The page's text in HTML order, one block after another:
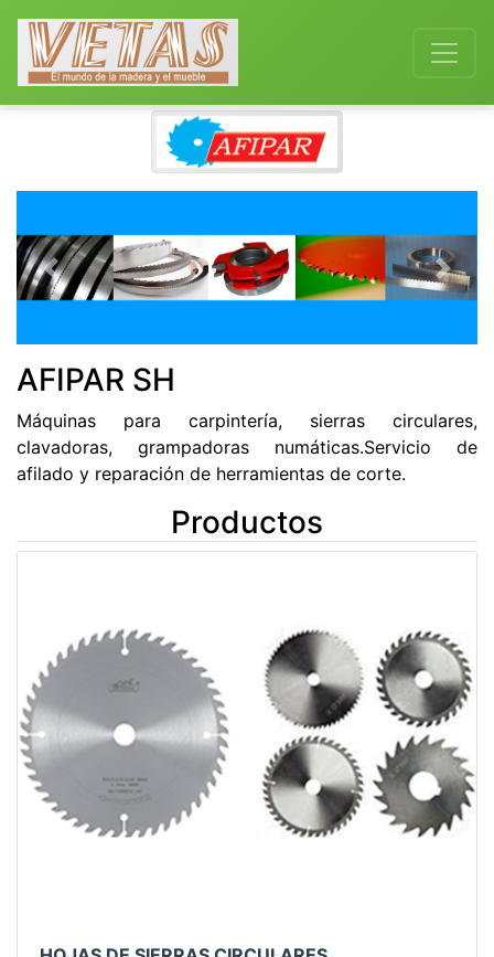
Previous Next
AFIPAR SH
Máquinas para carpintería, sierras circulares,
clavadoras, grampadoras numáticas.Servicio de
afilado y reparación de herramientas de corte.
Productos